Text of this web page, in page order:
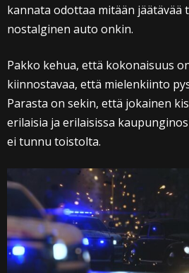
kannata odottaa mitään jäätävää
nostalginen auto onkin.
Pakko kehua, että kokonaisuus
kiinnostavaa, että mielenkiinto
Parasta on sekin, että jokainen
erilaisia ja erilaisissa
ei tunnu toistolta.